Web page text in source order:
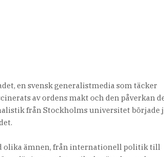
en svensk generalistmedia som täcker
av ordens makt och den påverkan
från Stockholms universitet började
olika ämnen, från internationell politik till